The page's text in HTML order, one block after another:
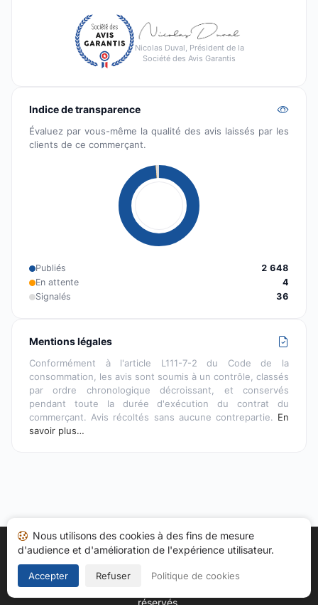
Nicolas Duval, Président de la
Société des Avis Garantis
Indice de transparence
Évaluez par vous-même la qualité des avis laissés par les
clients de ce commerçant.
Publiés
2 648
En attente
4
Signalés
36
Mentions légales
Conformément à l'article L111-7-2 du Code de la
consommation, les avis sont soumis à un contrôle, classés
par ordre chronologique décroissant, et conservés
pendant toute la durée d'exécution du contrat du
commerçant. Avis récoltés sans aucune contrepartie. En
savoir plus…
Accueil Mes avis Catégories CGU
Cookies
Politique de confidentialité
Copyright © 2026
réservés.
Nous utilisons des cookies à des fins de mesure
d'audience et d'amélioration de l'expérience utilisateur.
Accepter Refuser Politique de cookies